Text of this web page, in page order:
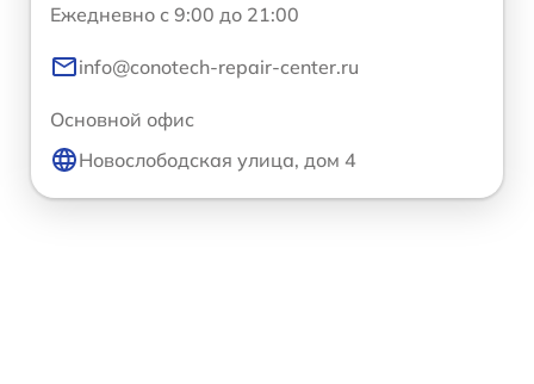
Ежедневно с 9:00 до 21:00
info@conotech-repair-center.ru
Основной офис
Новослободская улица, дом 4